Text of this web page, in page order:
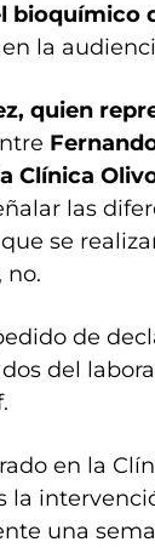
bioquímico
la
quien
Clínica
las
se
no.
de
del
en la
la
una